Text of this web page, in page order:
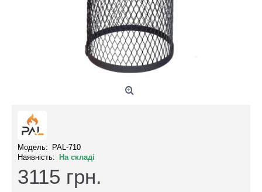
Модель:
PAL-710
Наявність:
На складі
3115 грн.